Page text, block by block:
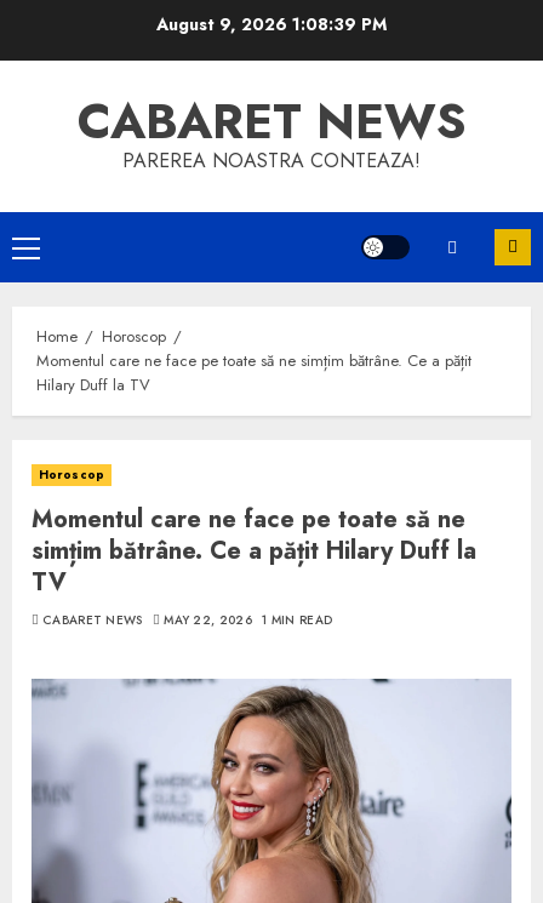
August 9, 2026 1:08:39 PM
CABARET NEWS
PAREREA NOASTRA CONTEAZA!
Primary
Menu
Home
Horoscop
Momentul care ne face pe toate să ne simțim bătrâne. Ce a pățit
Hilary Duff la TV
Horoscop
Momentul care ne face pe toate să ne
simțim bătrâne. Ce a pățit Hilary Duff la
TV
CABARET NEWS MAY 22, 2026 1 MIN READ